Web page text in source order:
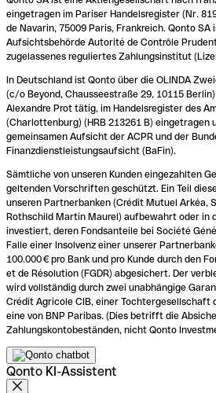
eingetragen im Pariser Handelsregister (Nr.
de Navarin, 75009 Paris, Frankreich. Qonto
Aufsichtsbehörde Autorité de Contrôle
zugelassenes reguliertes Zahlungsinstitut
In Deutschland ist Qonto über die OLINDA
(c/o Beyond, Chausseestraße 29, 10115
Alexandre Prot tätig, im Handelsregister des
(Charlottenburg) (HRB 213261 B) eingetragen
gemeinsamen Aufsicht der ACPR und der
Finanzdienstleistungsaufsicht (BaFin).
Sämtliche von unseren Kunden eingezahlten
geltenden Vorschriften geschützt. Ein Teil
unseren Partnerbanken (Crédit Mutuel Arkéa,
Rothschild Martin Maurel) aufbewahrt oder in
investiert, deren Fondsanteile bei Société
Falle einer Insolvenz einer unserer
100.000 € pro Bank und pro Kunde durch den
et de Résolution (FGDR) abgesichert. Der
wird vollständig durch zwei unabhängige
Crédit Agricole CIB, einer Tochtergesellschaft
eine von BNP Paribas. (Dies betrifft die
Zahlungskontobeständen, nicht Qonto
Qonto KI-Assistent